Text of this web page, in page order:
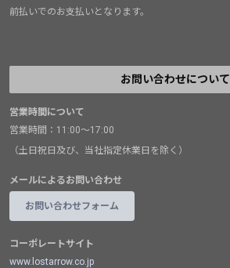
前払いでのお支払いとなります。
お問い合わせについて
営業時間について
営業時間：11:00～17:00
（土日祝日及び、当社指定休業日を除く）
メールによるお問い合わせ
お問い合わせフォーム
コーポレートサイト
www.lostarrow.co.jp